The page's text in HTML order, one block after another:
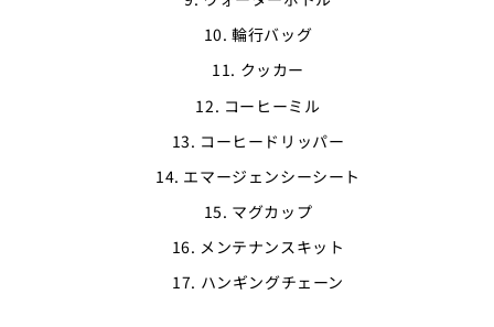
輪行バッグ
クッカー
コーヒーミル
コーヒードリッパー
エマージェンシーシート
マグカップ
メンテナンスキット
ハンギングチェーン